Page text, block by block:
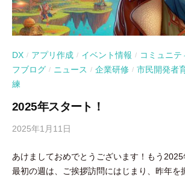
DX / アプリ作成 / イベント情報 / コミュニテ
フブログ / ニュース / 企業研修 / 市民開発者
練
2025年スタート！
2025年1月11日
吉
田
あけましておめでとうございます！もう
最初の週は、ご挨拶訪問にはじまり、昨年を